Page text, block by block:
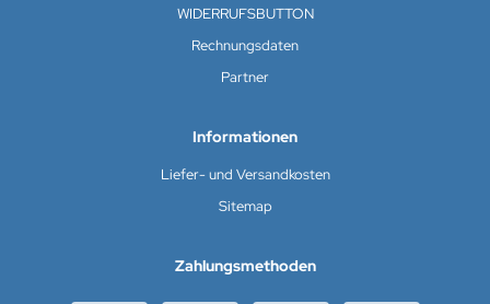
WIDERRUFSBUTTON
Rechnungsdaten
Partner
Informationen
Liefer- und Versandkosten
Sitemap
Zahlungsmethoden